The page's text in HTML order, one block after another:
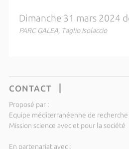
Dimanche 31 mars 2024
PARC GALEA, Taglio Isolaccio
CONTACT
Proposé par :
Equipe méditerranéenne de
Mission science avec et pour la société
En partenariat avec :